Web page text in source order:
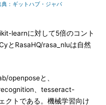
典：ギットハブ・ジャパ
learnに対して5倍のコント
とRasaHQ/rasa_nluは自然
openposeと、
、tesseract-
クトである。機械学習向け